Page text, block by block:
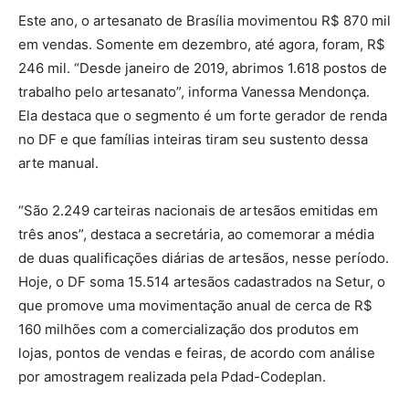
Este ano, o artesanato de Brasília movimentou R$ 870 mil
em vendas. Somente em dezembro, até agora, foram, R$
246 mil. “Desde janeiro de 2019, abrimos 1.618 postos de
trabalho pelo artesanato”, informa Vanessa Mendonça.
Ela destaca que o segmento é um forte gerador de renda
no DF e que famílias inteiras tiram seu sustento dessa
arte manual.
“São 2.249 carteiras nacionais de artesãos emitidas em
três anos”, destaca a secretária, ao comemorar a média
de duas qualificações diárias de artesãos, nesse período.
Hoje, o DF soma 15.514 artesãos cadastrados na Setur, o
que promove uma movimentação anual de cerca de R$
160 milhões com a comercialização dos produtos em
lojas, pontos de vendas e feiras, de acordo com análise
por amostragem realizada pela Pdad-Codeplan.